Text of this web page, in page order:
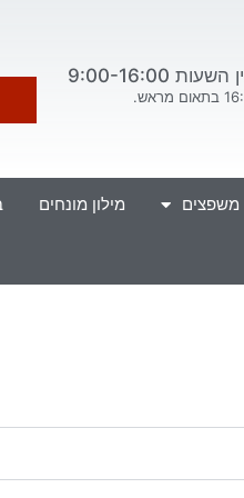
9:00-16:00
משפצים מילון מונחים